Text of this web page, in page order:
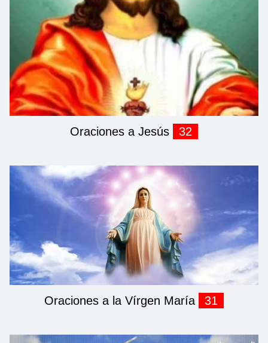
Oraciones a Jesús 32
Oraciones a la Vírgen María 31